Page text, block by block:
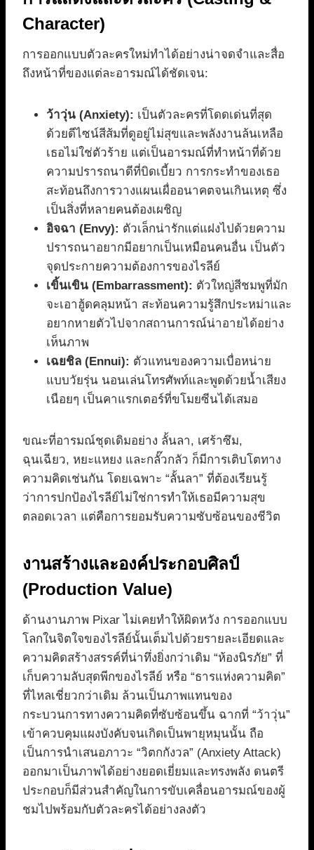
Character)
การออกแบบตัวละครใหม่ทำได้อย่างน่าจดจำและสื่อ
ถึงหน้าที่ของแต่ละอารมณ์ได้ชัดเจน:
ว้าวุ่น (Anxiety): เป็นตัวละครที่โดดเด่นที่สุด
ด้วยดีไซน์สีส้มที่ดูอยู่ไม่สุขและพลังงานล้นเหลือ
เธอไม่ใช่ตัวร้าย แต่เป็นอารมณ์ที่ทำหน้าที่ด้วย
ความปรารถนาดีที่บิดเบี้ยว การกระทำของเธอ
สะท้อนถึงการวางแผนเผื่ออนาคตจนเกินเหตุ ซึ่ง
เป็นสิ่งที่หลายคนต้องเผชิญ
อิจฉา (Envy): ตัวเล็กน่ารักแต่แฝงไปด้วยความ
ปรารถนาอยากมีอยากเป็นเหมือนคนอื่น เป็นตัว
จุดประกายความต้องการของไรลีย์
เขิ้นเขิน (Embarrassment): ตัวใหญ่สีชมพูที่มัก
จะเอาฮู้ดคลุมหน้า สะท้อนความรู้สึกประหม่าและ
อยากหายตัวไปจากสถานการณ์น่าอายได้อย่าง
เห็นภาพ
เฉยชิล (Ennui): ตัวแทนของความเบื่อหน่าย
แบบวัยรุ่น นอนเล่นโทรศัพท์และพูดด้วยน้ำเสียง
เนือยๆ เป็นคาแรกเตอร์ที่ขโมยซีนได้เสมอ
ขณะที่อารมณ์ชุดเดิมอย่าง ลั้นลา, เศร้าซึม,
ฉุนเฉียว, หยะแหยง และกลั๊วกลัว ก็มีการเติบโตทาง
ความคิดเช่นกัน โดยเฉพาะ “ลั้นลา” ที่ต้องเรียนรู้
ว่าการปกป้องไรลีย์ไม่ใช่การทำให้เธอมีความสุข
ตลอดเวลา แต่คือการยอมรับความซับซ้อนของชีวิต
งานสร้างและองค์ประกอบศิลป์
(Production Value)
ด้านงานภาพ Pixar ไม่เคยทำให้ผิดหวัง การออกแบบ
โลกในจิตใจของไรลีย์นั้นเต็มไปด้วยรายละเอียดและ
ความคิดสร้างสรรค์ที่น่าทึ่งยิ่งกว่าเดิม “ห้องนิรภัย” ที่
เก็บความลับสุดพีกของไรลีย์ หรือ “ธารแห่งความคิด”
ที่ไหลเชี่ยวกว่าเดิม ล้วนเป็นภาพแทนของ
กระบวนการทางความคิดที่ซับซ้อนขึ้น ฉากที่ “ว้าวุ่น”
เข้าควบคุมแผงบังคับจนเกิดเป็นพายุหมุนนั้น ถือ
เป็นการนำเสนอภาวะ “วิตกกังวล” (Anxiety Attack)
ออกมาเป็นภาพได้อย่างยอดเยี่ยมและทรงพลัง ดนตรี
ประกอบก็มีส่วนสำคัญในการขับเคลื่อนอารมณ์ของผู้
ชมไปพร้อมกับตัวละครได้อย่างลงตัว